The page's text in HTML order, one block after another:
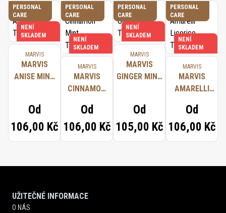
PERSONAL
CARE
NENÍ
SKLADEM
MARVIS
MARVIS
ANISE MINT
Od
106,00 Kč
PERSONAL
CARE
NENÍ
SKLADEM
MARVIS
MARVIS
CINNAMON
TOOTHPASTE
Od
106,00 Kč
PERSONAL
CARE
NENÍ
SKLADEM
MARVIS
MARVIS
GINGER MINT
Od
105,00 Kč
PERSONAL
CARE
NENÍ
SKLADEM
MARVIS
MARVIS
AMARELLI
TOOTHPASTE
Od
106,00 Kč
UŽITEČNÉ INFORMACE
O NÁS